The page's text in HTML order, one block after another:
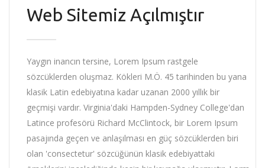
Web Sitemiz Açılmıştır
Yaygın inancın tersine, Lorem Ipsum rastgele
sözcüklerden oluşmaz. Kökleri M.Ö. 45 tarihinden bu yana
klasik Latin edebiyatına kadar uzanan 2000 yıllık bir
geçmişi vardır. Virginia'daki Hampden-Sydney College'dan
Latince profesörü Richard McClintock, bir Lorem Ipsum
pasajında geçen ve anlaşılması en güç sözcüklerden biri
olan 'consectetur' sözcüğünün klasik edebiyattaki